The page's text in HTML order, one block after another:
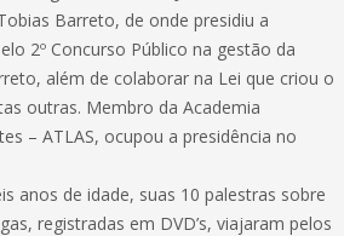
Barreto, de onde presidiu a
2º Concurso Público na gestão da
além de colaborar na Lei que criou o
outras. Membro da Academia
– ATLAS, ocupou a presidência no
anos de idade, suas 10 palestras sobre
registradas em DVD’s, viajaram pelos